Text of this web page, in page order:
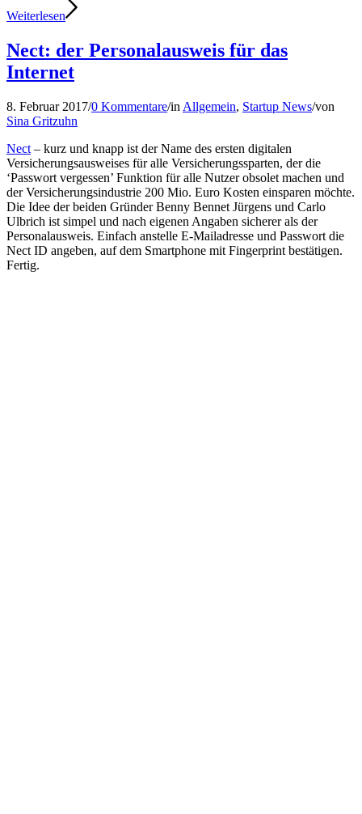
Weiterlesen
Nect: der Personalausweis für das
Internet
8. Februar 2017/0 Kommentare/in Allgemein, Startup News/von
Sina Gritzuhn
Nect – kurz und knapp ist der Name des ersten digitalen
Versicherungsausweises für alle Versicherungssparten, der die
‘Passwort vergessen’ Funktion für alle Nutzer obsolet machen und
der Versicherungsindustrie 200 Mio. Euro Kosten einsparen möchte.
Die Idee der beiden Gründer Benny Bennet Jürgens und Carlo
Ulbrich ist simpel und nach eigenen Angaben sicherer als der
Personalausweis. Einfach anstelle E-Mailadresse und Passwort die
Nect ID angeben, auf dem Smartphone mit Fingerprint bestätigen.
Fertig.